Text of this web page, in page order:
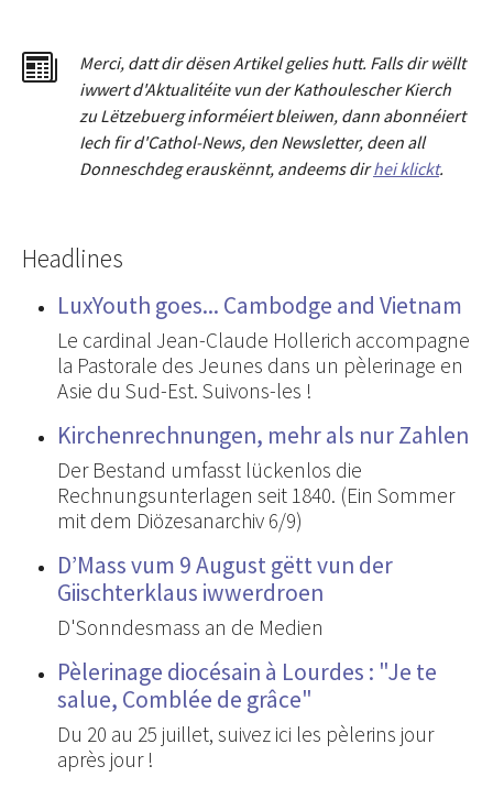
Merci, dattdir dësen Artikel gelies hutt. Falls dir wëllt
iwwert d'Aktualitéite vun der Kathoulescher Kierch
zu Lëtzebuerg informéiert bleiwen, dann abonnéiert
Iech fir d'Cathol-News, den Newsletter, deen all
Donneschdeg erauskënnt, andeems dirhei klickt.
Headlines
LuxYouth goes... Cambodge and Vietnam
Le cardinal Jean-Claude Hollerich accompagne
la Pastorale des Jeunes dans un pèlerinage en
Asie du Sud-Est. Suivons-les !
Kirchenrechnungen, mehr als nur Zahlen
Der Bestand umfasst lückenlos die
Rechnungsunterlagen seit 1840. (Ein Sommer
mit dem Diözesanarchiv 6/9)
D’Mass vum 9 August gëtt vun der
Giischterklaus iwwerdroen
D'Sonndesmass an de Medien
Pèlerinage diocésain à Lourdes : "Je te
salue, Comblée de grâce"
Du 20 au 25 juillet, suivez ici les pèlerins jour
après jour !